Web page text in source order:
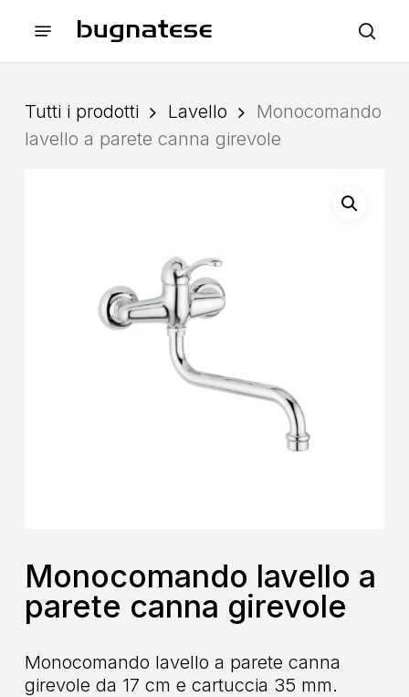
Menu
Tutti i prodotti Lavello
Monocomando
lavello a parete canna girevole
Monocomando lavello a
parete canna girevole
Monocomando lavello a parete canna
girevole da 17 cm e cartuccia 35 mm.